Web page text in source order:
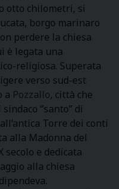
otto chilometri, si
borgo marinaro
perdere la chiesa
è legata una
religiosa. Superata
verso sud-est
a Pozzallo, città che
“santo” di
Torre dei conti
alla Madonna del
secolo e dedicata
alla chiesa